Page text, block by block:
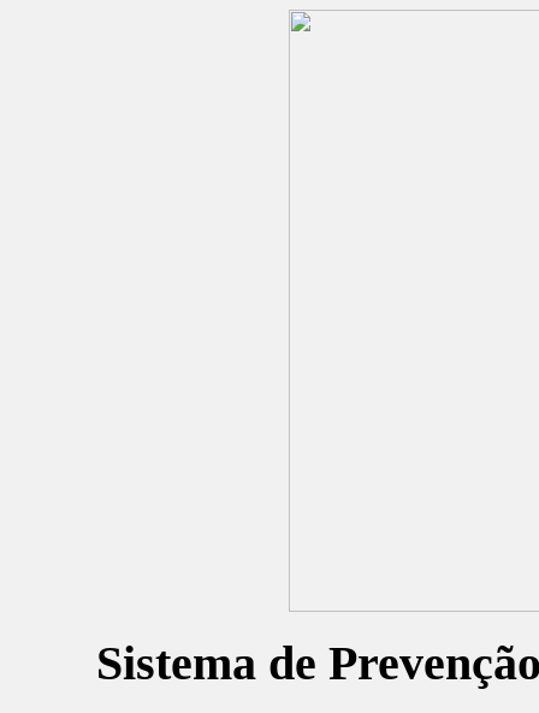
Sistema de